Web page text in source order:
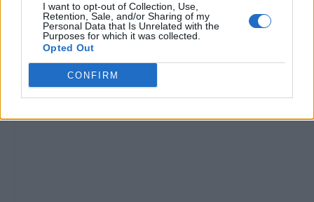
I want to opt-out of Collection, Use,
Retention, Sale, and/or Sharing of my
Personal Data that Is Unrelated with the
Purposes for which it was collected.
Opted Out
CONFIRM